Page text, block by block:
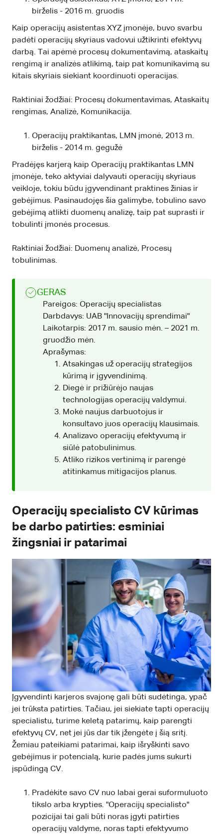
birželis - 2016 m. gruodis
Kaip operacijų asistentas XYZ įmonėje, buvo svarbu
padėti operacijų skyriaus vadovui užtikrinti efektyvų
darbą. Tai apėmė procesų dokumentavimą, ataskaitų
rengimą ir analizės atlikimą, taip pat komunikavimą su
kitais skyriais siekiant koordinuoti operacijas.
Raktiniai žodžiai: Procesų dokumentavimas, Ataskaitų
rengimas, Analizė, Komunikacija.
Operacijų praktikantas, LMN įmonė, 2013 m.
birželis - 2014 m. gegužė
Pradėjęs karjerą kaip Operacijų praktikantas LMN
įmonėje, teko aktyviai dalyvauti operacijų skyriaus
veikloje, tokiu būdu įgyvendinant praktines žinias ir
gebėjimus. Pasinaudojęs šia galimybe, tobulino savo
gebėjimą atlikti duomenų analizę, taip pat suprasti ir
tobulinti įmonės procesus.
Raktiniai žodžiai: Duomenų analizė, Procesų
tobulinimas.
GERAS
Pareigos: Operacijų specialistas
Darbdavys: UAB "Innovacijų sprendimai"
Laikotarpis: 2017 m. sausio mėn. – 2021 m.
gruodžio mėn.
Aprašymas:
Atsakingas už operacijų strategijos
kūrimą ir įgyvendinimą.
Diegė ir prižiūrėjo naujas
technologijas operacijų valdymui.
Mokė naujus darbuotojus ir
konsultavo juos operacijų klausimais.
Analizavo operacijų efektyvumą ir
siūlė patobulinimus.
Atliko rizikos vertinimą ir parengė
atitinkamus mitigacijos planus.
Operacijų specialisto CV kūrimas
be darbo patirties: esminiai
žingsniai ir patarimai
Įgyvendinti karjeros svajonę gali būti sudėtinga, ypač
jei trūksta patirties. Tačiau, jei siekiate tapti operacijų
specialistu, turime keletą patarimų, kaip parengti
efektyvų CV, net jei jūs dar tik įžengėte į šią sritį.
Žemiau pateikiami patarimai, kaip išryškinti savo
gebėjimus ir potencialą, kurie padės jums sukurti
įspūdingą CV.
Pradėkite savo CV nuo labai gerai suformuluoto
tikslo arba krypties. "Operacijų specialisto"
pozicijai tai gali būti noras įgyti patirties
operacijų valdyme, noras tapti efektyvumo